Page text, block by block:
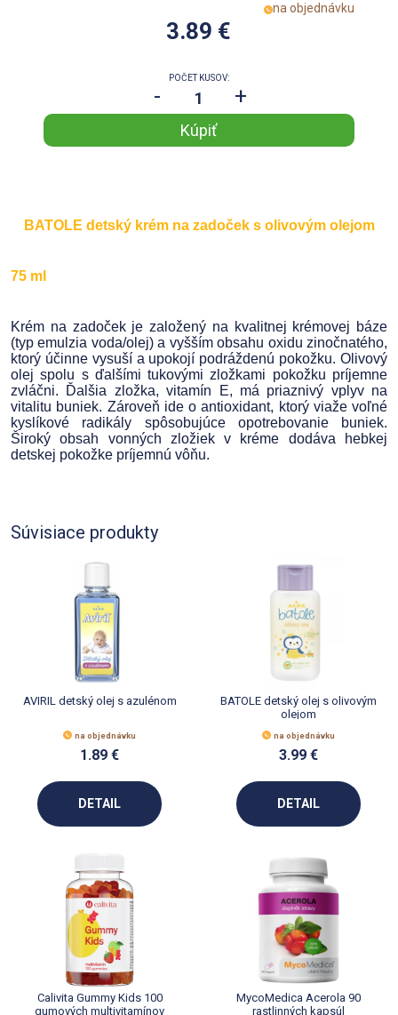
na objednávku
3.89 €
POČET KUSOV:
- +
BATOLE detský krém na zadoček s olivovým olejom
75 ml
Krém na zadoček je založený na kvalitnej krémovej báze
(typ emulzia voda/olej) a vyšším obsahu oxidu zinočnatého,
ktorý účinne vysuší a upokojí podráždenú pokožku. Olivový
olej spolu s ďalšími tukovými zložkami pokožku príjemne
zvláčni. Ďalšia zložka, vitamín E, má priaznivý vplyv na
vitalitu buniek. Zároveň ide o antioxidant, ktorý viaže voľné
kyslíkové radikály spôsobujúce opotrebovanie buniek.
Široký obsah vonných zložiek v kréme dodáva hebkej
detskej pokožke príjemnú vôňu.
Súvisiace produkty
AVIRIL detský olej s azulénom
na objednávku
1.89 €
DETAIL
BATOLE detský olej s olivovým
olejom
na objednávku
3.99 €
DETAIL
Calivita Gummy Kids 100
gumových multivitamínov
MycoMedica Acerola 90
rastlinných kapsúl